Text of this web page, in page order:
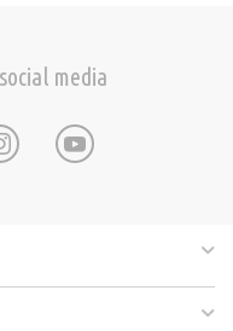
media